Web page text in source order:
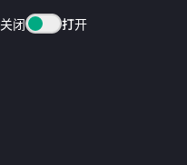
关闭 打开